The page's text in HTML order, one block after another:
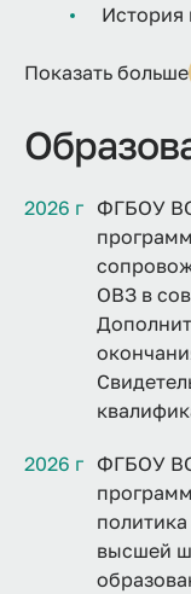
Показать больше
2026 г ФГБОУ
ОВЗ в
2026 г ФГБОУ
высшей